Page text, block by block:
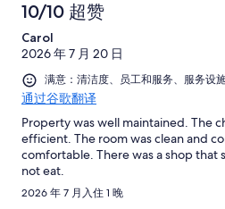
10/10 超赞
Carol
2026 年 7 月 20 日
满意：清洁度、员工和服务、服务设
通过谷歌翻译
Property was well maintained. The
efficient. The room was clean and
comfortable. There was a shop that
not eat.
2026 年 7 月入住 1 晚